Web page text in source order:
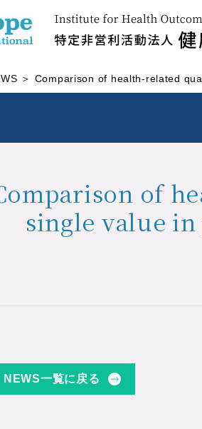
Comparison of health-related
of
single value
NEWS一覧に戻る